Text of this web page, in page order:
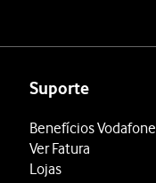
Suporte
Benefícios Vodafone
Ver Fatura
Lojas